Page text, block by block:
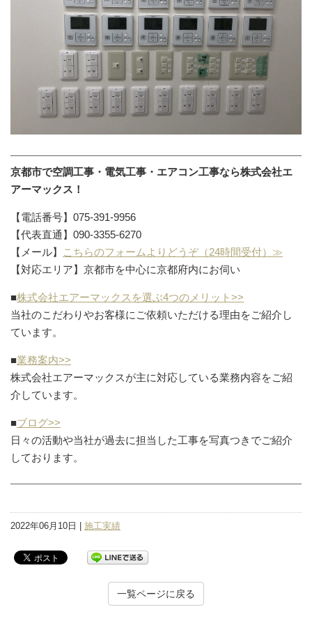
京都市で空調工事・電気工事・エアコン工事なら株式会社エ
アーマックス！
【電話番号】075-391-9956
【代表直通】090-3355-6270
【メール】
こちらのフォームよりどうぞ（24時間受付）≫
【対応エリア】京都市を中心に京都府内にお伺い
■株式会社エアーマックスを選ぶ4つのメリット>>
当社のこだわりやお客様にご依頼いただける理由をご紹介し
ています。
■業務案内>>
株式会社エアーマックスが主に対応している業務内容をご紹
介しています。
■ブログ>>
日々の活動や当社が過去に担当した工事を写真つきでご紹介
しております。
2022年06月10日 | 施工実績
一覧ページに戻る